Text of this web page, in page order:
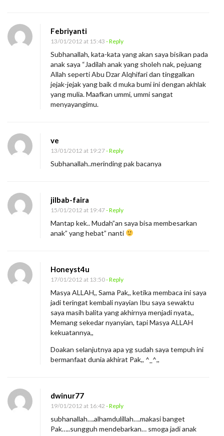
Febriyanti
13/01/2012 at 15:43 - Reply
Subhanallah, kata-kata yang akan saya bisikan pada
anak saya “Jadilah anak yang sholeh nak, pejuang
Allah seperti Abu Dzar Alqhifari dan tinggalkan
jejak-jejak yang baik d muka bumi ini dengan akhlak
yang mulia. Maafkan ummi, ummi sangat
menyayangimu.
ve
13/01/2012 at 19:27- Reply
Subhanallah..merinding pak bacanya
jilbab-faira
15/01/2012 at 19:47- Reply
Mantap kek.. Mudah”an saya bisa membesarkan
anak” yang hebat” nanti
Honeyst4u
17/01/2012 at 13:50- Reply
Masya ALLAH,, Sama Pak,, ketika membaca ini saya
jadi teringat kembali nyayian Ibu saya sewaktu
saya masih balita yang akhirnya menjadi nyata,,
Memang sekedar nyanyian, tapi Masya ALLAH
kekuatannya,,
Doakan selanjutnya apa yg sudah saya tempuh ini
bermanfaat dunia akhirat Pak,, ^_^,,
dwinur77
19/01/2012 at 16:42 - Reply
subhanallah….alhamdulillah….makasi banget
Pak…..sungguh mendebarkan… smoga jadi anak